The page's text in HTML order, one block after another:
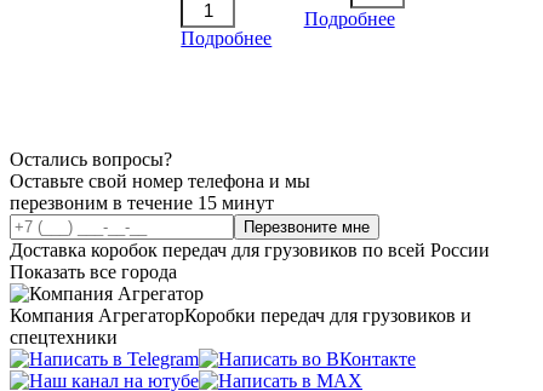
Подробнее
Подробнее
Остались вопросы?
Оставьте свой номер телефона и мы
перезвоним в течение 15 минут
Перезвоните мне
Доставка коробок передач для грузовиков по всей России
Показать все города
Компания АгрегаторКоробки передач для грузовиков и
спецтехники